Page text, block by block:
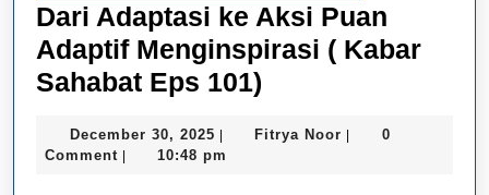
Dari Adaptasi ke Aksi Puan
Adaptif Menginspirasi ( Kabar
Sahabat Eps 101)
ke
December 30, 2025 December
30,
Fitrya Noor Fitrya0
Comment
10:48 pm